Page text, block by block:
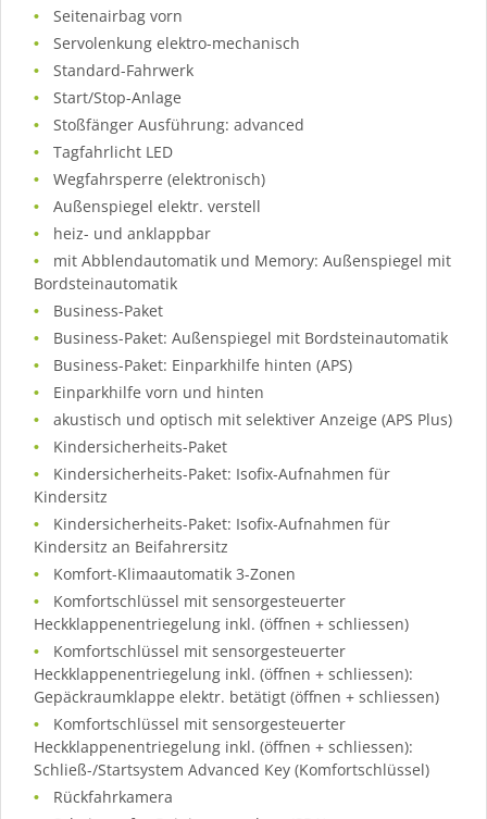
Seitenairbag vorn
Servolenkung elektro-mechanisch
Standard-Fahrwerk
Start/Stop-Anlage
Stoßfänger Ausführung: advanced
Tagfahrlicht LED
Wegfahrsperre (elektronisch)
Außenspiegel elektr. verstell
heiz- und anklappbar
mit Abblendautomatik und Memory: Außenspiegel mit
Bordsteinautomatik
Business-Paket
Business-Paket: Außenspiegel mit Bordsteinautomatik
Business-Paket: Einparkhilfe hinten (APS)
Einparkhilfe vorn und hinten
akustisch und optisch mit selektiver Anzeige (APS Plus)
Kindersicherheits-Paket
Kindersicherheits-Paket: Isofix-Aufnahmen für
Kindersitz
Kindersicherheits-Paket: Isofix-Aufnahmen für
Kindersitz an Beifahrersitz
Komfort-Klimaautomatik 3-Zonen
Komfortschlüssel mit sensorgesteuerter
Heckklappenentriegelung inkl. (öffnen + schliessen)
Komfortschlüssel mit sensorgesteuerter
Heckklappenentriegelung inkl. (öffnen + schliessen):
Gepäckraumklappe elektr. betätigt (öffnen + schliessen)
Komfortschlüssel mit sensorgesteuerter
Heckklappenentriegelung inkl. (öffnen + schliessen):
Schließ-/Startsystem Advanced Key (Komfortschlüssel)
Rückfahrkamera